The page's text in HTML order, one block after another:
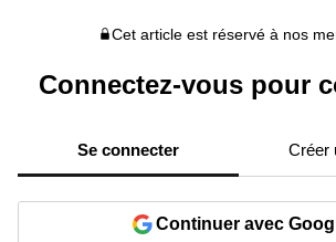
Cet article est réservé à nos
Connectez-vous pour
Se connecter Créer
Continuer avec